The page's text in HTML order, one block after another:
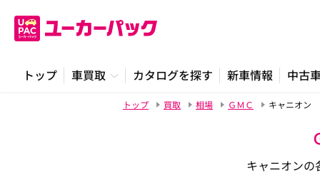
トップ 車買取 カタログを探す 新車情報 中古
トップ 買取 相場 ＧＭＣ キャニオン
キャニオンの